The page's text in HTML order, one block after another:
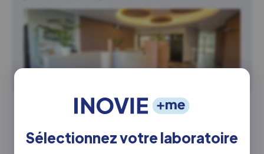
Sélectionnez votre laboratoire